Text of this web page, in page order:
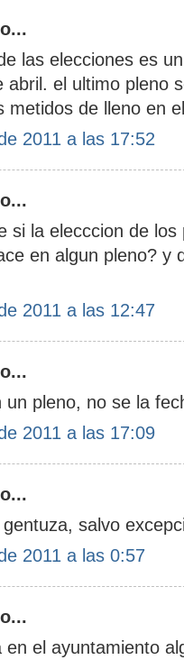
las elecciones es
abril. el ultimo pleno
metidos de lleno en
2011 a las 17:52
si la elecccion de
en algun pleno? y
2011 a las 12:47
un pleno, no se la
2011 a las 17:09
salvo
2011 a las 0:57
en el ayuntamiento